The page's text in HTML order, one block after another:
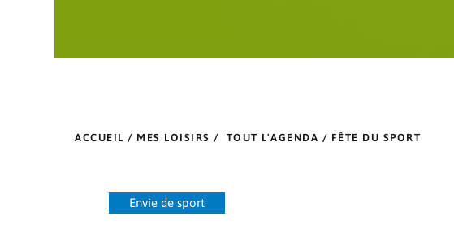
ACCUEIL / MES LOISIRS / TOUT L'AGENDA / FÊTE DU SPORT
Envie de sport